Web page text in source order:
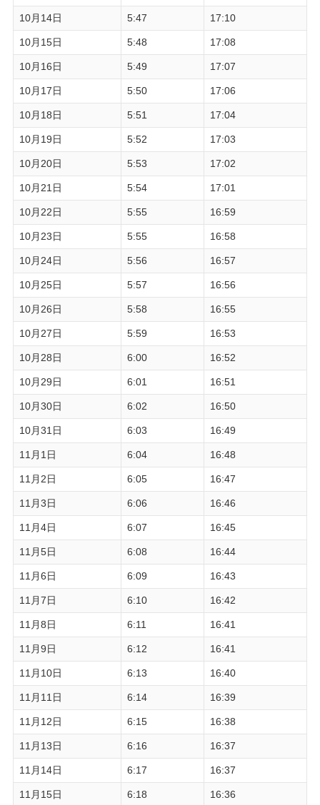
10月14日 5:47 17:10
10月15日 5:48 17:08
10月16日 5:49 17:07
10月17日 5:50 17:06
10月18日 5:51 17:04
10月19日 5:52 17:03
10月20日 5:53 17:02
10月21日 5:54 17:01
10月22日 5:55 16:59
10月23日 5:55 16:58
10月24日 5:56 16:57
10月25日 5:57 16:56
10月26日 5:58 16:55
10月27日 5:59 16:53
10月28日 6:00 16:52
10月29日 6:01 16:51
10月30日 6:02 16:50
10月31日 6:03 16:49
11月1日 6:04 16:48
11月2日 6:05 16:47
11月3日 6:06 16:46
11月4日 6:07 16:45
11月5日 6:08 16:44
11月6日 6:09 16:43
11月7日 6:10 16:42
11月8日 6:11 16:41
11月9日 6:12 16:41
11月10日 6:13 16:40
11月11日 6:14 16:39
11月12日 6:15 16:38
11月13日 6:16 16:37
11月14日 6:17 16:37
11月15日 6:18 16:36